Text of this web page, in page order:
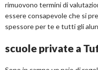
rimuovono termini di
essere consapevole che si
spessore per te e tutti gli
scuole private a